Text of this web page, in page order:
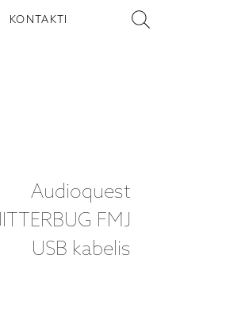
KONTAKTI
Audioquest
FMJ
USB kabelis